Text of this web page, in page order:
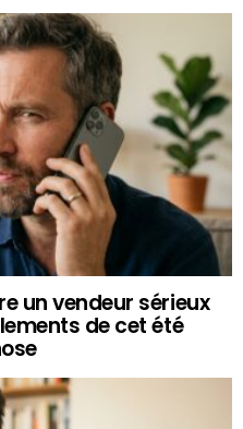
un vendeur sérieux
de cet été